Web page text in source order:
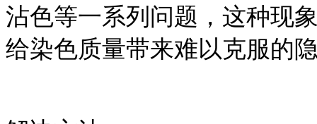
沾色等一系列问题，这种现
给染色质量带来难以克服的